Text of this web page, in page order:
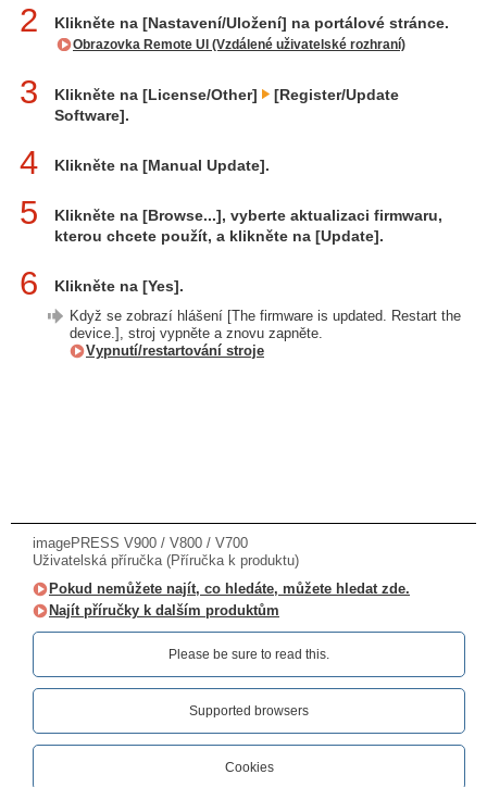
2 Klikněte na [Nastavení/Uložení] na portálové stránce.
Obrazovka Remote UI (Vzdálené uživatelské rozhraní)
3 Klikněte na [License/Other]
[Register/Update
Software].
4 Klikněte na [Manual Update].
5
Klikněte na [Browse...], vyberte aktualizaci firmwaru,
kterou chcete použít, a klikněte na [Update].
6 Klikněte na [Yes].
Když se zobrazí hlášení [The firmware is updated. Restart the
device.], stroj vypněte a znovu zapněte.
Vypnutí/restartování stroje
imagePRESS V900 / V800 / V700
Uživatelská příručka (Příručka k produktu)
Pokud nemůžete najít, co hledáte, můžete hledat zde.
Najít příručky k dalším produktům
Please be sure to read this.‎
Supported browsers
Cookies